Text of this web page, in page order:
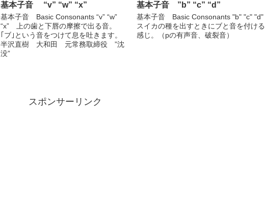
基本子音 “v” “w” “x”
基本子音 Basic Consonants “v” “w”
“x” 上の歯と下唇の摩擦で出る音。
｢ブ｣という音をつけて息を吐きます。
半沢直樹 大和田 元常務取締役 ”沈
没”
基本子音 ”b” “c” “d”
基本子音 Basic Consonants "b" "c" "d"
スイカの種を出すときにブと音を付ける
感じ。（pの有声音、破裂音）
スポンサーリンク